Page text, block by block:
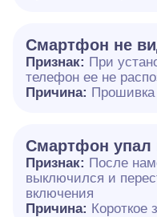
Смартфон не
Признак: При
телефон ее не
Причина: Прошивка
Смартфон упал
Признак: После
выключился и
включения
Причина: Короткое